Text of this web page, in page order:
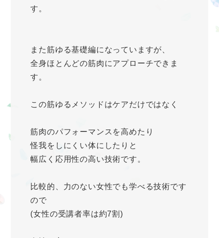
す。
また筋ゆる基礎編になっていますが、
全身ほとんどの筋肉にアプローチできま
す。
この筋ゆるメソッドはケアだけではなく
筋肉のパフォーマンスを高めたり
怪我をしにくい体にしたりと
幅広く応用性の高い技術です。
比較的、力のない女性でも学べる技術です
ので
(女性の受講者率は約7割)